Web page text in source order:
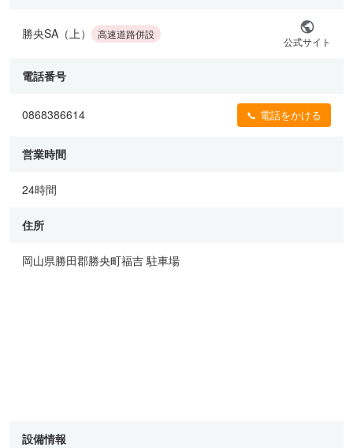
勝央SA（上） 高速道路併設
公式サイト
電話番号
0868386614 📞 電話をかける
営業時間
24時間
住所
岡山県勝田郡勝央町福吉 駐車場
設備情報